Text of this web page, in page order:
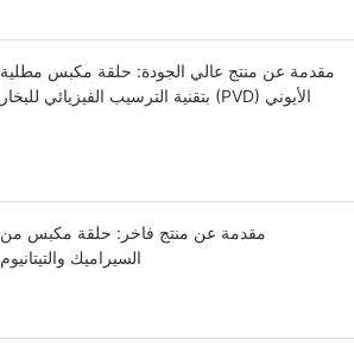
مقدمة عن منتج عالي الجودة: حلقة مكبس مطلية
بتقنية الترسيب الفيزيائي للبخار (PVD) الأيوني
مقدمة عن منتج فاخر: حلقة مكبس من
السيراميك والتيتانيوم